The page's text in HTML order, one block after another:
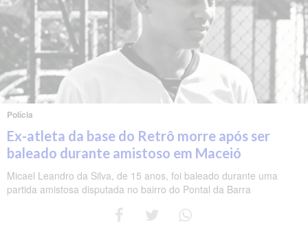
Polícia
Ex-atleta da base do Retrô morre após ser
baleado durante amistoso em Maceió
Micael Leandro da Silva, de 15 anos, foi baleado durante uma
partida amistosa disputada no bairro do Pontal da Barra